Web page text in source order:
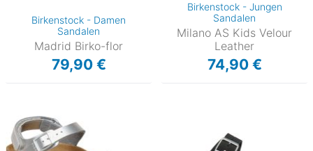
Birkenstock - Damen
Sandalen
Madrid Birko-flor
79,90 €
Birkenstock - Jungen
Sandalen
Milano AS Kids Velour
Leather
74,90 €